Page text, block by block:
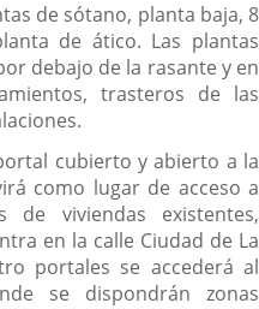
de sótano, planta baja, 8
de ático. Las plantas
debajo de la rasante y en
trasteros de las
cubierto y abierto a la
como lugar de acceso a
viviendas existentes,
en la calle Ciudad de La
portales se accederá al
se dispondrán zonas